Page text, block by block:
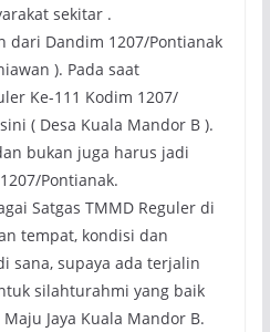
sekitar .
dari Dandim 1207/Pontianak
). Pada saat
Ke-111 Kodim 1207/
( Desa Kuala Mandor B ).
bukan juga harus jadi
Pontianak.
Satgas TMMD Reguler di
tempat, kondisi dan
sana, supaya ada terjalin
silahturahmi yang baik
Jaya Kuala Mandor B.